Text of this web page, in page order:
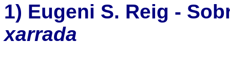
1) Eugeni S. Reig -
xarrada